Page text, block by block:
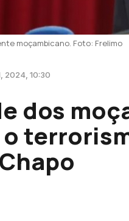
moçambicano. Foto: Frelimo
2024, 10:30
dos